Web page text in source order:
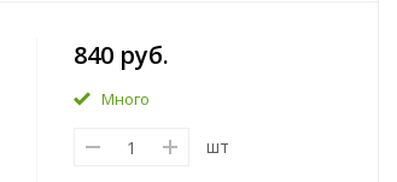
840 руб.
Много
шт